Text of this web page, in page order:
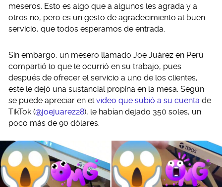
meseros. Esto es algo que a algunos les agrada y a
otros no, pero es un gesto de agradecimiento al buen
servicio, que todos esperamos de entrada.
Sin embargo, un mesero llamado Joe Juárez en Perú
compartió lo que le ocurrió en su trabajo, pues
después de ofrecer el servicio a uno de los clientes,
este le dejó una sustancial propina en la mesa. Según
se puede apreciar en elvideo que subió a su cuenta de
TikTok (@joejuarez28), le habían dejado 350 soles, un
poco más de 90 dólares.